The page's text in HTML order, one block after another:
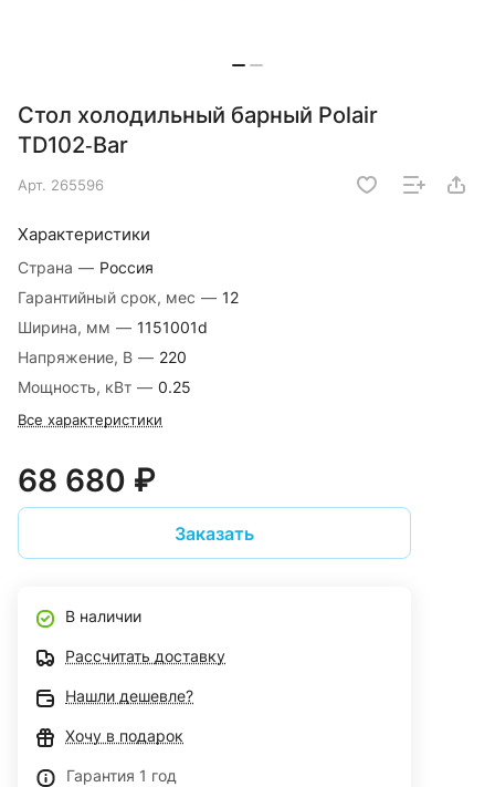
Стол холодильный барный Polair
TD102‑Bar
Арт. 265596
Характеристики
Страна — Россия
Гарантийный срок, мес — 12
Ширина, мм — 1151001d
Напряжение, В — 220
Мощность, кВт — 0.25
Все характеристики
68 680 ₽
Заказать
В наличии
Рассчитать доставку
Нашли дешевле?
Хочу в подарок
Гарантия 1 год